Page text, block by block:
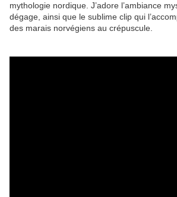
mythologie nordique. J’adore l’ambiance
dégage, ainsi que le sublime clip qui
des marais norvégiens au crépuscule.